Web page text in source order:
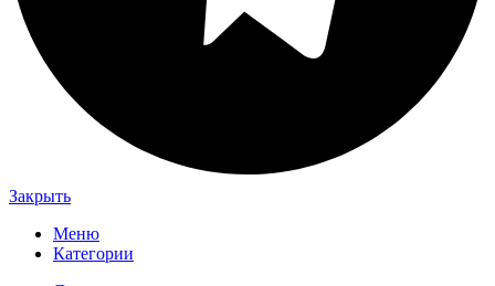
Закрыть
Меню
Категории